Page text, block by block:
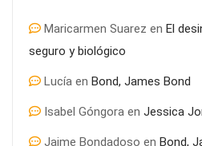
Maricarmen Suarez en El
seguro y biológico
Lucía en Bond, James Bond
Isabel Góngora en Jessica
Jaime Bondadoso en Bond,